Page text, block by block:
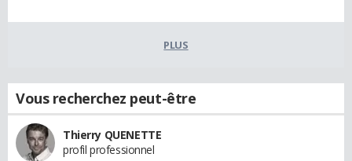
PLUS
Vous recherchez peut-être
Thierry QUENETTE
profil professionnel